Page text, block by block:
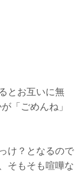
とお互いに無
「ごめんね」
け？となるので
そもそも喧嘩な